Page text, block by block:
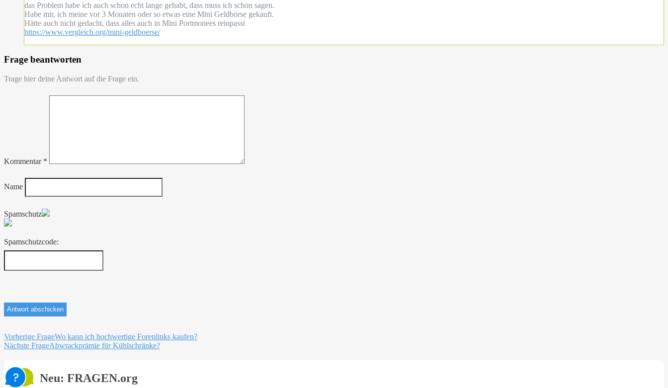
das Problem habe ich auch schon echt lange gehabt, dass muss ich schon sagen.
Habe mir, ich meine vor 3 Monaten oder so etwas eine Mini Geldbörse gekauft.
Hätte auch nicht gedacht, dass alles auch in Mini Portmonees reinpasst
https://www.vergleich.org/mini-geldboerse/
Frage beantworten
Trage hier deine Antwort auf die Frage ein.
Kommentar *
Name
Spamschutz
Spamschutzcode:
Beitragsnavigation
Vorherige FrageWo kann ich hochwertige Forenlinks kaufen?
Nächste FrageAbwrackprämie für Kühlschränke?
Neu: FRAGEN.org